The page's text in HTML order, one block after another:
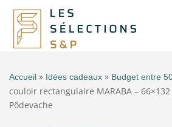
Accueil » Idées cadeaux » Budget entre
couloir rectangulaire MARABA –
Pôdevache